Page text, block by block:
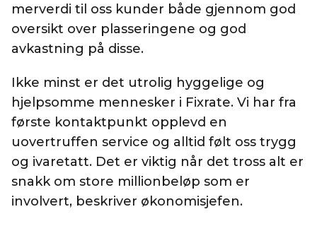
merverdi til oss kunder både gjennom god
oversikt over plasseringene og god
avkastning på disse.
Ikke minst er det utrolig hyggelige og
hjelpsomme mennesker i Fixrate. Vi har fra
første kontaktpunkt opplevd en
uovertruffen service og alltid følt oss trygg
og ivaretatt. Det er viktig når det tross alt er
snakk om store millionbeløp som er
involvert, beskriver økonomisjefen.